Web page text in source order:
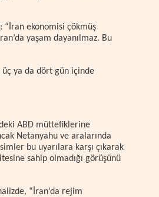
“İran ekonomisi çökmüş
yaşam dayanılmaz. Bu
ya da dört gün içinde
ABD müttefiklerine
Netanyahu ve aralarında
bu uyarılara karşı çıkarak
sahip olmadığı görüşünü
“İran’da rejim